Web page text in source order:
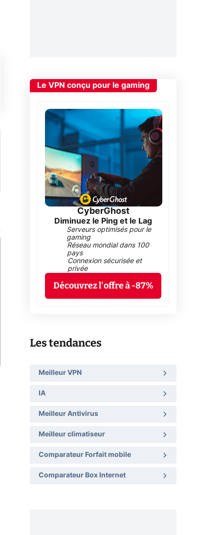
Le VPN conçu pour le gaming
CyberGhost
Diminuez le Ping et le Lag
Serveurs optimisés pour le
gaming
Réseau mondial dans 100
pays
Connexion sécurisée et
privée
Découvrez l'offre à -87%
Les tendances
Meilleur VPN
IA
Meilleur Antivirus
Meilleur climatiseur
Comparateur Forfait mobile
Comparateur Box Internet